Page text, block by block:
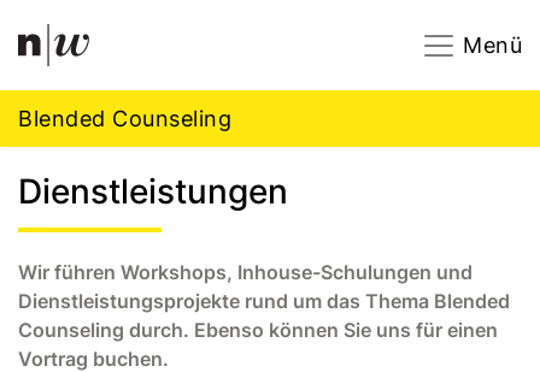
Navigation
Menü
Blended Counseling
Dienstleistungen
Wir führen Workshops, Inhouse-Schulungen und
Dienstleistungsprojekte rund um das Thema Blended
Counseling durch. Ebenso können Sie uns für einen
Vortrag buchen.
Footer